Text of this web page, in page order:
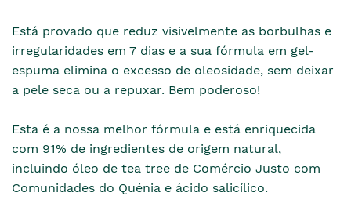
Está provado que reduz visivelmente as borbulhas e
irregularidades em 7 dias e a sua fórmula em gel-
espuma elimina o excesso de oleosidade, sem deixar
a pele seca ou a repuxar. Bem poderoso!
Esta é a nossa melhor fórmula e está enriquecida
com 91% de ingredientes de origem natural,
incluindo óleo de tea tree de Comércio Justo com
Comunidades do Quénia e ácido salicílico.